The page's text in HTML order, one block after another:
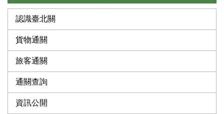
認識臺北關
貨物通關
旅客通關
通關查詢
資訊公開